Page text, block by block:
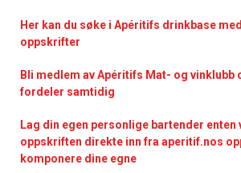
Her kan du søke i Apéritifs drinkbase
oppskrifter
Bli medlem av Apéritifs Mat- og vinklubb
fordeler samtidig
Lag din egen personlige bartender enten
oppskriften direkte inn fra aperitif.nos
komponere dine egne